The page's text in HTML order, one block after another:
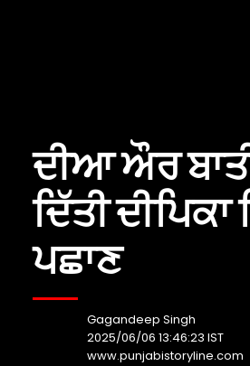
ਦੀਆ ਔਰ
ਦਿੱਤੀ
ਪਛਾਣ
Gagandeep Singh
2025/06/06 13:46:23 IST
www.punjabistoryline.com